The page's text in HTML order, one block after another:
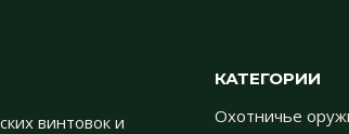
винтовок и
КАТЕГОРИИ
Охотничье